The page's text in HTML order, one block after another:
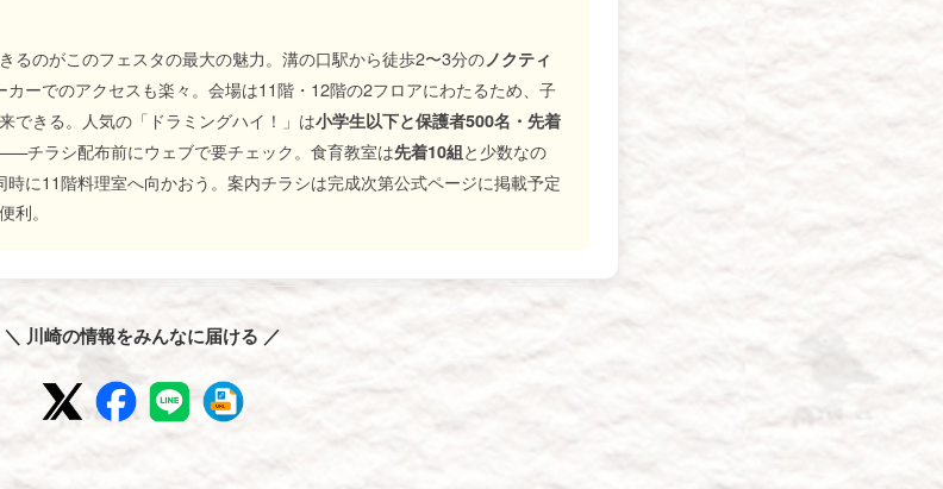
るのがこのフェスタの最大の魅力。溝の口駅から徒歩2〜3分のノクティ
カーでのアクセスも楽々。会場は11階・12階の2フロアにわたるため、子
できる。人気の「ドラミングハイ！」は小学生以下と保護者500名・先着
チラシ配布前にウェブで要チェック。食育教室は先着10組と少数なの
に11階料理室へ向かおう。案内チラシは完成次第公式ページに掲載予定
利。
＼ 川崎の情報をみんなに届ける ／